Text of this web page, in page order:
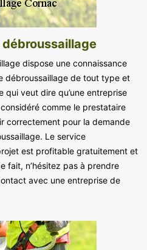
dispose une connaissance
débroussaillage de tout type et
qui veut dire qu’une entreprise
comme le prestataire
correctement pour la demande
Le service
est profitable gratuitement et
fait, n’hésitez pas à prendre
avec une entreprise de